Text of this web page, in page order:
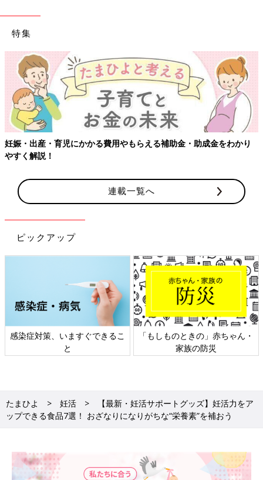
特集
【ワクチン接種できるものも】妊婦の感染症対策、知っておいて
連載一覧へ
ピックアップ
・
日本外来小児科学会リーフレッ
ト検討会
六星占術 細木かおりさんの人
相談
たまひよ 妊活
【最新・妊活サポートグッズ】妊活力をア
ップできる食品7選！ おざなりになりがちな“栄養素”を補おう